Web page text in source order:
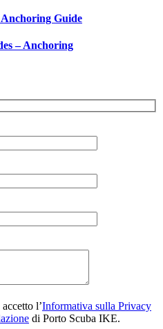
Guide
– Anchoring
l’Informativa sulla Privacy
di Porto Scuba IKE.